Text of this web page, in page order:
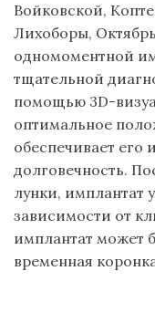
Войковской,
Лихоборы,
одномоментной
тщательной
помощью 3D-
оптимальное
обеспечивает
долговечность.
лунки, имплантат
зависимости от
имплантат может
временная